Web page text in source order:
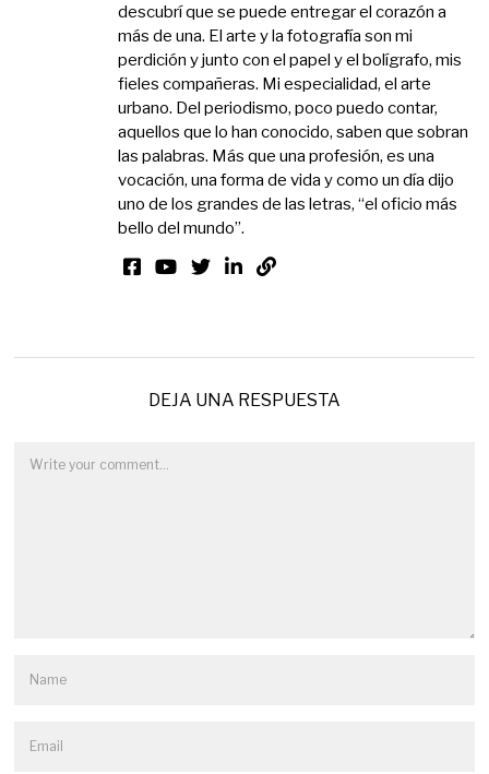
descubrí que se puede entregar el corazón a
más de una. El arte y la fotografía son mi
perdición y junto con el papel y el bolígrafo, mis
fieles compañeras. Mi especialidad, el arte
urbano. Del periodismo, poco puedo contar,
aquellos que lo han conocido, saben que sobran
las palabras. Más que una profesión, es una
vocación, una forma de vida y como un día dijo
uno de los grandes de las letras, “el oficio más
bello del mundo”.
DEJA UNA RESPUESTA